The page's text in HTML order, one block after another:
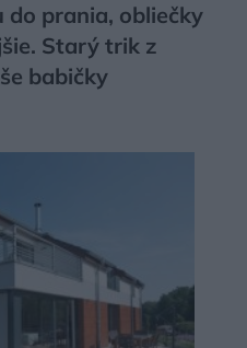
prania, obliečky
Starý trik z
babičky